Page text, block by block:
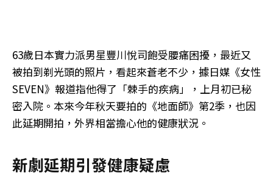
63歲日本實力派男星豐川悅司飽受腰痛困擾，最近又
被拍到剃光頭的照片，看起來蒼老不少，據日媒《女性
SEVEN》報道指他得了「棘手的疾病」，上月初已秘
密入院。本來今年秋天要拍的《地面師》第2季，也因
此延期開拍，外界相當擔心他的健康狀況。
新劇延期引發健康疑慮